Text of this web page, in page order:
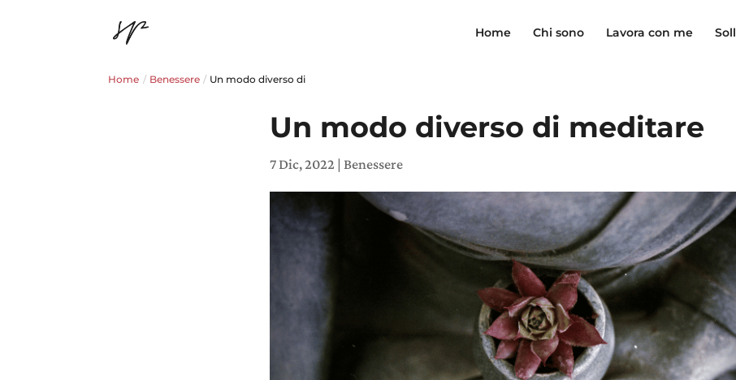
Home Chi sono Lavora con me
Home / Benessere / Un modo diverso di
Un modo diverso di meditare
7 Dic, 2022 | Benessere